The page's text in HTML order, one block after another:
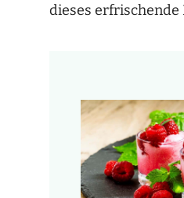
dieses erfrischende